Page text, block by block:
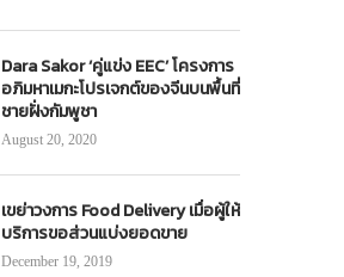
Dara Sakor ‘คู่แข่ง EEC’ โครงการ
อภิมหาเมกะโปรเจกต์ของจีนบนพื้นที่
ชายฝั่งกัมพูชา
August 20, 2020
เขย่าวงการ Food Delivery เมื่อผู้ให้
บริการขอส่วนแบ่งยอดขาย
December 19, 2019